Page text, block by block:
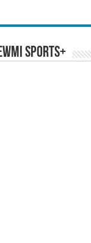
SPORTS+